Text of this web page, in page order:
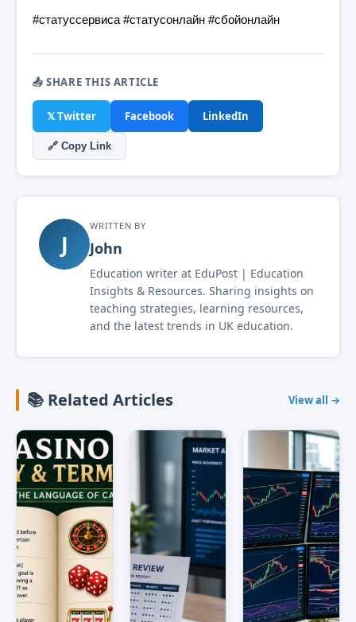
#статуссервиса #статусонлайн #сбойонлайн
📤 SHARE THIS ARTICLE
𝕏 Twitter Facebook LinkedIn
🔗 Copy Link
J
WRITTEN BY
John
Education writer at EduPost | Education
Insights & Resources. Sharing insights on
teaching strategies, learning resources,
and the latest trends in UK education.
📚 Related Articles View all →